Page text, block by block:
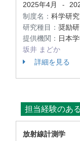
2025年4月
-
制度名： 科学研
研究種目： 奨励
提供機関： 日本
坂井 まどか
詳細を見る
担当経験のあ
放射線計測学